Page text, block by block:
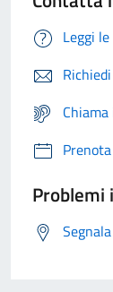
Leggi
Problemi